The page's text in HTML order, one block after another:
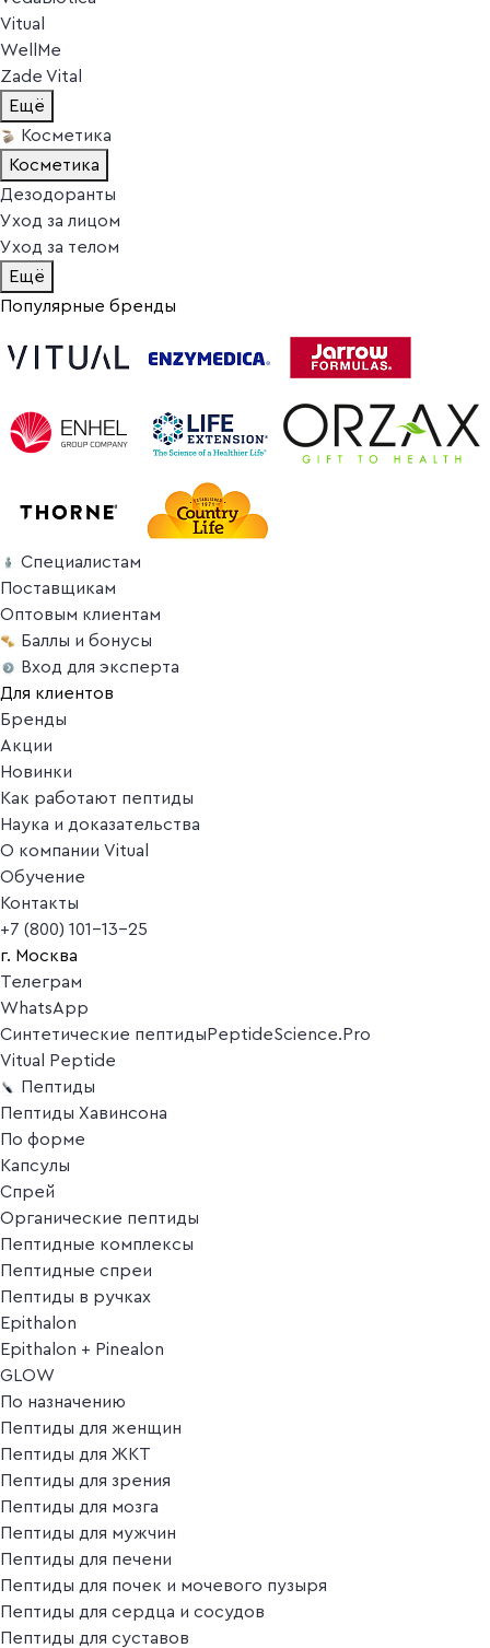
Vitual
WellMe
Zade Vital
Ещё
Косметика
Косметика
Дезодоранты
Уход за лицом
Уход за телом
Ещё
Популярные бренды
Специалистам
Поставщикам
Оптовым клиентам
Баллы и бонусы
Вход для эксперта
Для клиентов
Бренды
Акции
Новинки
Как работают пептиды
Наука и доказательства
О компании Vitual
Обучение
Контакты
+7 (800) 101-13-25
г. Москва
Телеграм
WhatsApp
Синтетические пептиды PeptideScience.Pro
Vitual Peptide
Пептиды
Пептиды Хавинсона
По форме
Капсулы
Спрей
Органические пептиды
Пептидные комплексы
Пептидные спреи
Пептиды в ручках
Epithalon
Epithalon + Pinealon
GLOW
По назначению
Пептиды для женщин
Пептиды для ЖКТ
Пептиды для зрения
Пептиды для мозга
Пептиды для мужчин
Пептиды для печени
Пептиды для почек и мочевого пузыря
Пептиды для сердца и сосудов
Пептиды для суставов